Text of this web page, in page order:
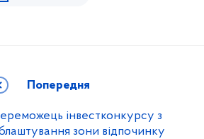
Попередня
інвестконкурсу з
зони відпочинку